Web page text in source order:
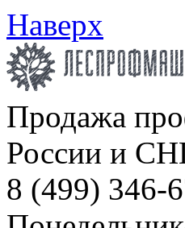
Наверх
Продажа
России и
8 (499) 346-